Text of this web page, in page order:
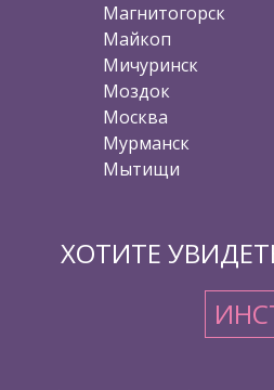
Магнитогорск
Майкоп
Мичуринск
Моздок
Москва
Мурманск
Мытищи
ХОТИТЕ